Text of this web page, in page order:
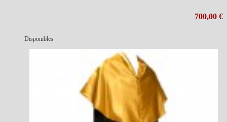
700,00 €
Disponibles